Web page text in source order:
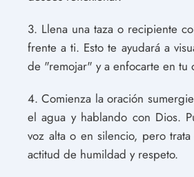
3. Llena una taza o recipiente
frente a ti. Esto te ayudará a
de "remojar" y a enfocarte en tu
4. Comienza la oración
el agua y hablando con Dios.
voz alta o en silencio, pero
actitud de humildad y respeto.